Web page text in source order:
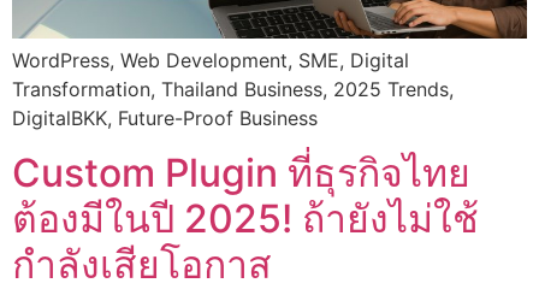
WordPress, Web Development, SME, Digital
Transformation, Thailand Business, 2025 Trends,
DigitalBKK, Future-Proof Business
Custom Plugin ที่ธุรกิจไทย
ต้องมีในปี 2025! ถ้ายังไม่ใช้
กำลังเสียโอกาส